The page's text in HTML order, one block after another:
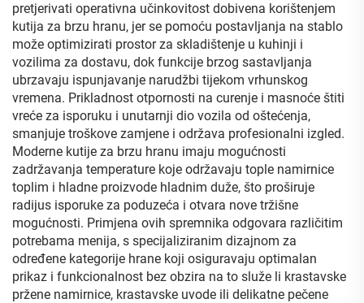
pretjerivati operativna učinkovitost dobivena korištenjem
kutija za brzu hranu, jer se pomoću postavljanja na stablo
može optimizirati prostor za skladištenje u kuhinji i
vozilima za dostavu, dok funkcije brzog sastavljanja
ubrzavaju ispunjavanje narudžbi tijekom vrhunskog
vremena. Prikladnost otpornosti na curenje i masnoće štiti
vreće za isporuku i unutarnji dio vozila od oštećenja,
smanjuje troškove zamjene i održava profesionalni izgled.
Moderne kutije za brzu hranu imaju mogućnosti
zadržavanja temperature koje održavaju tople namirnice
toplim i hladne proizvode hladnim duže, što proširuje
radijus isporuke za poduzeća i otvara nove tržišne
mogućnosti. Primjena ovih spremnika odgovara različitim
potrebama menija, s specijaliziranim dizajnom za
određene kategorije hrane koji osiguravaju optimalan
prikaz i funkcionalnost bez obzira na to služe li krastavske
pržene namirnice, krastavske uvode ili delikatne pečene